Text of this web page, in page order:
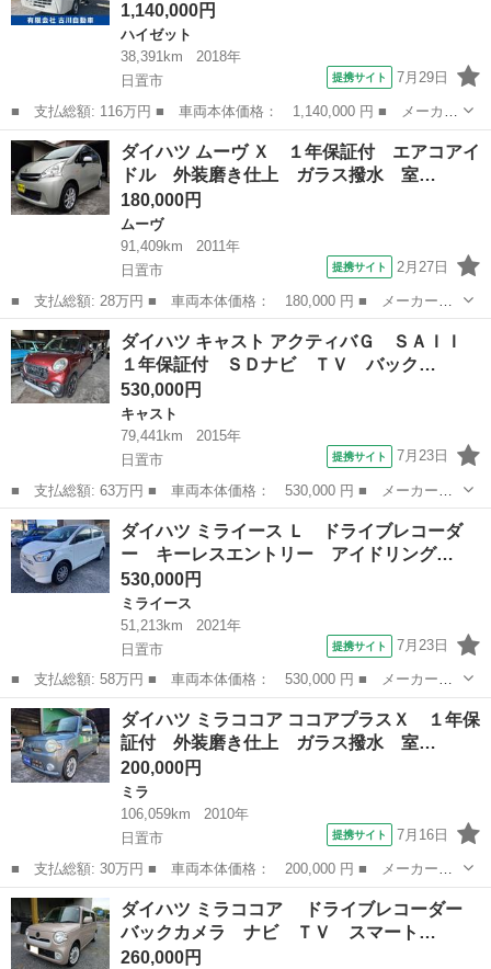
1,140,000円
ハイゼット
38,391km
2018年
日置市
提携サイト 7月29日
■ 支払総額: 116万円 ■ 車両本体価格： 1,140,000 円 ■ メーカー
名： ダイハツ ■ 車種名： ハイゼットトラック ■ グレード
名： ローダンプ 電動ダンプ・デフロック・メッキグリル・タイヤ
４本新品・走行...
鹿児島 日置市 ハイゼット
ダイハツ ムーヴ Ｘ １年保証付 エアコアイ
ドル 外装磨き仕上 ガラス撥水 室…
180,000円
ムーヴ
91,409km
2011年
日置市
提携サイト 2月27日
■ 支払総額: 28万円 ■ 車両本体価格： 180,000 円 ■ メーカー
名： ダイハツ ■ 車種名： ムーヴ ■ グレード名： Ｘ １年保
証付 エアコアイドル 外装磨き仕上 ガラス撥水 室内除菌クリー
ニング ＣＤ ■...
鹿児島 日置市 ムーヴ
ダイハツ キャスト アクティバＧ ＳＡＩＩ
１年保証付 ＳＤナビ ＴＶ バック…
530,000円
キャスト
79,441km
2015年
日置市
提携サイト 7月23日
■ 支払総額: 63万円 ■ 車両本体価格： 530,000 円 ■ メーカー
名： ダイハツ ■ 車種名： キャスト ■ グレード名： アクティ
バＧ ＳＡＩＩ １年保証付 ＳＤナビ ＴＶ バックカメラ ＥＴ
Ｃ レーダーブレ...
鹿児島 日置市 キャスト
ダイハツ ミライース Ｌ ドライブレコーダ
ー キーレスエントリー アイドリング…
530,000円
ミライース
51,213km
2021年
日置市
提携サイト 7月23日
■ 支払総額: 58万円 ■ 車両本体価格： 530,000 円 ■ メーカー
名： ダイハツ ■ 車種名： ミライース ■ グレード名： Ｌ ド
ライブレコーダー キーレスエントリー アイドリングストップ Ｃ
ＶＴ 盗難防止シ...
鹿児島 日置市 ミライース
ダイハツ ミラココア ココアプラスＸ １年保
証付 外装磨き仕上 ガラス撥水 室…
200,000円
ミラ
106,059km
2010年
日置市
提携サイト 7月16日
■ 支払総額: 30万円 ■ 車両本体価格： 200,000 円 ■ メーカー
名： ダイハツ ■ 車種名： ミラココア ■ グレード名： ココア
プラスＸ １年保証付 外装磨き仕上 ガラス撥水 室内除菌クリー
ニング ■ 排気...
鹿児島 日置市
ダイハツ ミラココア ドライブレコーダー
バックカメラ ナビ ＴＶ スマート…
260,000円